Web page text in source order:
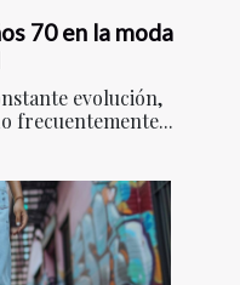
70 en la moda
evolución,
frecuentemente...